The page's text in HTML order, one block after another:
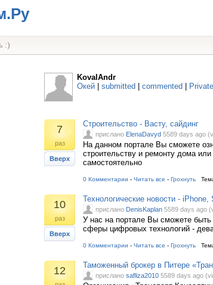
:)
KovalAndr
Окей
submitted commented
7
раз
Вверх
Строительство - Васту, сайдинг
прислано ElenaDavyd 5589 days ago
На данном портале Вы сможете
строительству и ремонту дома
самостоятельно
0 Комментарии - Читать все - Грохнуть
10
раз
Вверх
Технологические новости - iPhone,
прислано DenisKaplan 5589 days ago
У нас на портале Вы сможете
сферы цифровых технологий -
0 Комментарии - Читать все - Грохнуть
12 Таможенный брокер в Питере
прислано safliza2010 5589 days ago